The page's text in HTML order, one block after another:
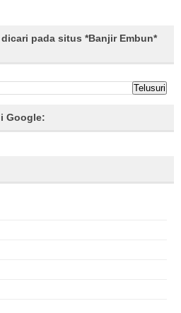
pada situs *Banjir Embun*
Google: